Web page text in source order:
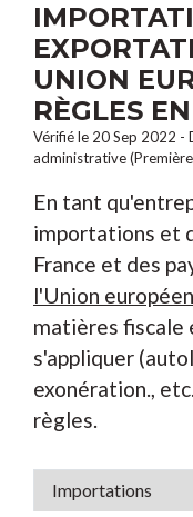
UNION
RÈGLES
Vérifié le 20 Sep 2022
administrative
En tant
importations et
France et des
l'Union
matières fiscale
s'appliquer
exonération.,
règles.
Importations